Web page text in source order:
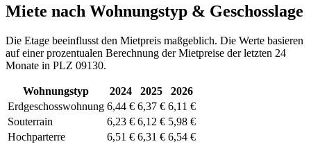
Miete nach Wohnungstyp & Geschosslage
Die Etage beeinflusst den Mietpreis maßgeblich. Die Werte basieren
auf einer prozentualen Berechnung der Mietpreise der letzten 24
Monate in PLZ 09130.
Wohnungstyp 2024 2025
2026
Erdgeschosswohnung 6,44 € 6,37 € 6,11 €
Souterrain
6,23 € 6,12 € 5,98 €
Hochparterre
6,51 € 6,31 € 6,54 €